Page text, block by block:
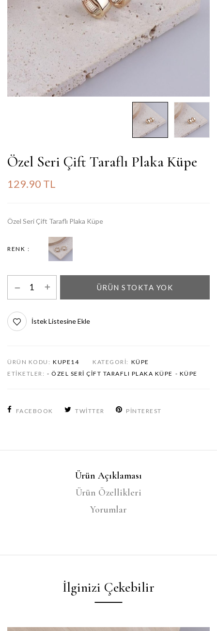
Özel Seri Çift Taraflı Plaka Küpe
129.90 TL
Özel Seri Çift Taraflı Plaka Küpe
RENK
ÜRÜN STOKTA YOK
İstek Listesine Ekle
ÜRÜN KODU: KUPE14 KATEGORI: KÜPE
ETIKETLER: - ÖZEL SERI ÇIFT TARAFLI PLAKA KÜPE - KÜPE
FACEBOOK TWITTER PINTEREST
Ürün Açıklaması
Ürün Özellikleri
Yorumlar
İlginizi Çekebilir